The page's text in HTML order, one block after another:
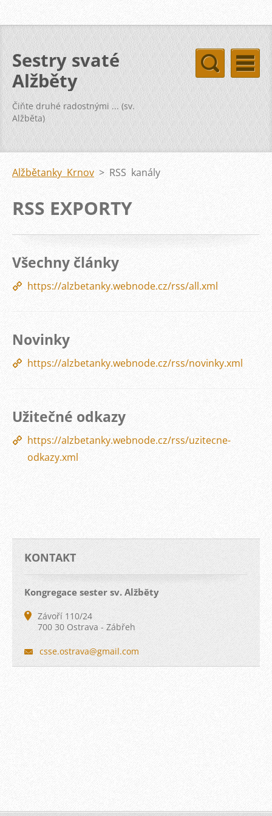
Sestry svaté
Alžběty
Čiňte druhé radostnými ... (sv.
Alžběta)
Alžbětanky Krnov > RSS kanály
RSS EXPORTY
Všechny články
https://alzbetanky.webnode.cz/rss/all.xml
Novinky
https://alzbetanky.webnode.cz/rss/novinky.xml
Užitečné odkazy
https://alzbetanky.webnode.cz/rss/uzitecne-
odkazy.xml
KONTAKT
Kongregace sester sv. Alžběty
Závoří 110/24
700 30 Ostrava - Zábřeh
csse.ostrava@gmail.com